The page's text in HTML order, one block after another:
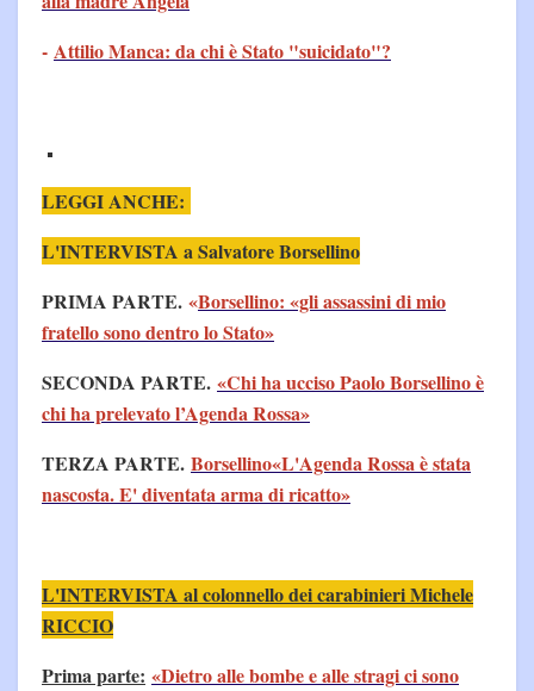
- Attilio Manca: da chi è Stato "suicidato"?
LEGGI ANCHE:
L'INTERVISTA a Salvatore Borsellino
PRIMA PARTE. «Borsellino: «gli assassini di mio
fratello sono dentro lo Stato»
SECONDA PARTE. «Chi ha ucciso Paolo Borsellino è
chi ha prelevato l’Agenda Rossa»
TERZA PARTE. Borsellino«L'Agenda Rossa è stata
nascosta. E' diventata arma di ricatto»
L'INTERVISTA al colonnello dei carabinieri Michele
RICCIO
Prima parte: «Dietro alle bombe e alle stragi ci sono